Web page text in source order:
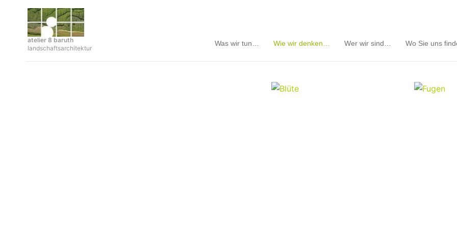
springen
atelier 8 baruth
landschaftsarchitektur
Was wir tun… Wie wir denken… Wer wir sind… Wo Sie uns